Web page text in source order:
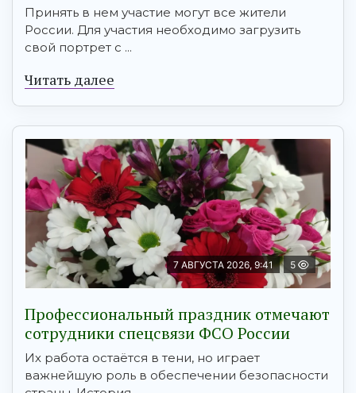
Принять в нем участие могут все жители
России. Для участия необходимо загрузить
свой портрет с ...
Читать далее
7 АВГУСТА 2026, 9:41 5
Профессиональный праздник отмечают
сотрудники спецсвязи ФСО России
Их работа остаётся в тени, но играет
важнейшую роль в обеспечении безопасности